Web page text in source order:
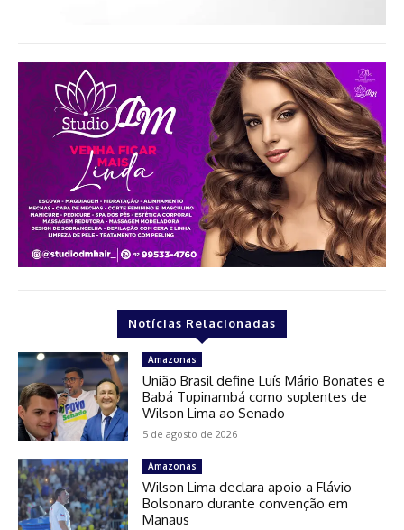
Notícias Relacionadas
Amazonas
União Brasil define Luís Mário Bonates e
Babá Tupinambá como suplentes de
Wilson Lima ao Senado
5 de agosto de 2026
Amazonas
Wilson Lima declara apoio a Flávio
Bolsonaro durante convenção em
Manaus